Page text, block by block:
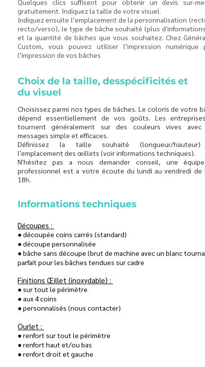
Quelques clics suffisent pour obtenir un devis sur-
gratuitement. Indiquez la taille de votre visuel.
Indiquez ensuite l’emplacement de la personnalisation
recto/verso), le type de bâche souhaité (plus d'informations
et la quantité de bâches que vous souhaitez. Chez
Custom, vous pouvez utiliser l’impression numérique
l’impression de vos bâches
Choix de la taille, desspécificités et
du visuel
Choisissez parmi nos types de bâches. Le coloris de votre
dépend essentiellement de vos goûts. Les
tournent généralement sur des couleurs vives avec
messages simple et efficaces.
Définissez la taille souhaité (longueur/
l'emplacement des œillets (voir informations techniques).
N'hésitez pas a nous demander conseil, une
professionnel est a votre écoute du lundi au vendredi de
18h.
Informations techniques
Découpes :
● découpée coins carrés (standard)
● découpe personnalisée
● bâche sans découpe (brut de machine avec un blanc
parfait pour les bâches tendues sur cadre
Finitions Œillet ​(inoxydable)​ :
● sur tout le périmètre
● aux 4 coins
● personnalisés ​(nous contacter)
Ourlet :
● renfort sur tout le périmètre
● renfort haut et/ou bas
● renfort droit et gauche